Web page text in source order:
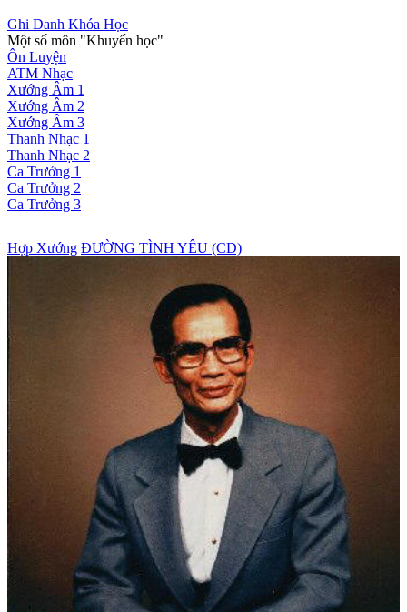
Ghi Danh Khóa Học
Một số môn "Khuyến học"
Ôn Luyện
ATM Nhạc
Xướng Âm 1
Xướng Âm 2
Xướng Âm 3
Thanh Nhạc 1
Thanh Nhạc 2
Ca Trưởng 1
Ca Trưởng 2
Ca Trưởng 3
Hợp Xướng ĐƯỜNG TÌNH YÊU (CD)